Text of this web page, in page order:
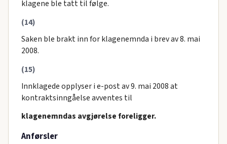
klagene ble tatt til følge.
(14)
Saken ble brakt inn for klagenemnda i brev av 8. mai
2008.
(15)
Innklagede opplyser i e-post av 9. mai 2008 at
kontraktsinngåelse avventes til
klagenemndas avgjørelse foreligger.
Anførsler